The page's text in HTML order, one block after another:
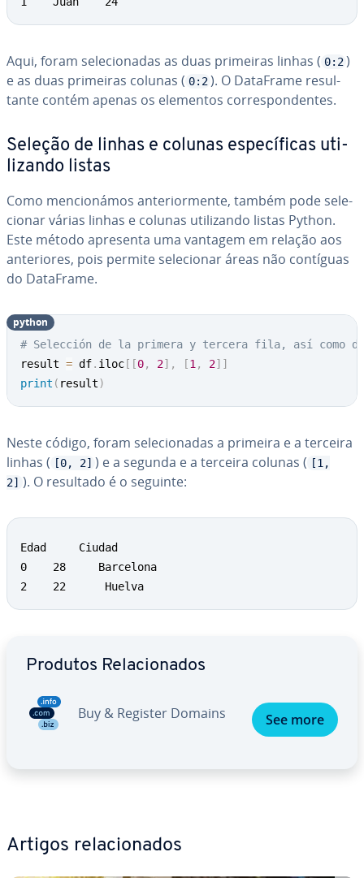
Aqui, foram se­le­ci­o­na­das as duas primeiras linhas ( 0:2 )
e as duas primeiras colunas ( 0:2 ). O DataFrame re­sul­
tante contém apenas os elementos cor­res­pon­den­tes.
Seleção de linhas e colunas es­pe­cí­fi­cas uti­
li­zando listas
Como men­ci­o­ná­mos an­te­ri­or­mente, também pode se­le­
ci­o­nar várias linhas e colunas uti­li­zando listas Python.
Este método apresenta uma vantagem em relação aos
an­te­ri­o­res, pois permite se­le­ci­o­nar áreas não contíguas
do DataFrame.
# Selección de la primera y tercera fila, así como de
result = df. iloc [ [0, 2] , [1 , 2] ]
print ( result)
python
Neste código, foram se­le­ci­o­na­das a primeira e a terceira
linhas ( [0, 2] ) e a segunda e a terceira colunas ( [1,
2] ). O resultado é o seguinte:
Edad     Ciudad
0    28     Barcelona
2    22      Huelva
Produtos Re­la­ci­o­na­dos
Buy & Register Domains See more
Artigos re­la­ci­o­na­dos